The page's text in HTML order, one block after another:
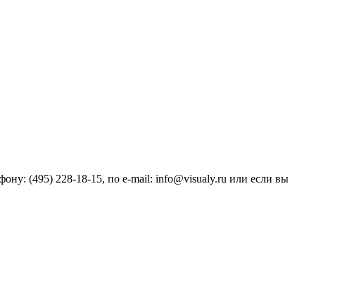
(495) 228-18-15, по e-mail: info@visualy.ru или если вы